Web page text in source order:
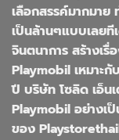
เลือกสรรค์มากมาย
เป็นล้านๆแบบเลยที
จินตนาการ สร้างเรื่
Playmobil เหมาะ
ปี บริษัท โซลิด เอ็น
Playmobil อย่างเป็
ของ